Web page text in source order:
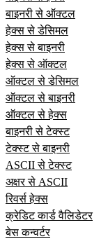
बाइनरी से ऑक्टल
हेक्स से डेसिमल
हेक्स से बाइनरी
हेक्स से ऑक्टल
ऑक्टल से डेसिमल
ऑक्टल से बाइनरी
ऑक्टल से हेक्स
बाइनरी से टेक्स्ट
टेक्स्ट से बाइनरी
ASCII से टेक्स्ट
अक्षर से ASCII
रिवर्स हेक्स
क्रेडिट कार्ड वैलिडेटर
बेस कन्वर्टर